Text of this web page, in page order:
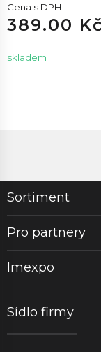
Cena s DPH
389.00 Kč
skladem
Sortiment
Pro partnery
Imexpo
Sídlo firmy